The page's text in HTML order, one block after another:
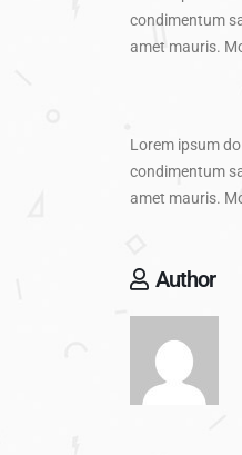
condimentum
amet mauris.
Lorem ipsum
condimentum
amet mauris.
Author